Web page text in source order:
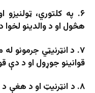
۶. په کلتوري،
هڅول او د والدینو لخوا
۷. د انټرنیټي جرمونو
قوانینو جوړول او د دې
۸. د انټرنیټ او د هغې د